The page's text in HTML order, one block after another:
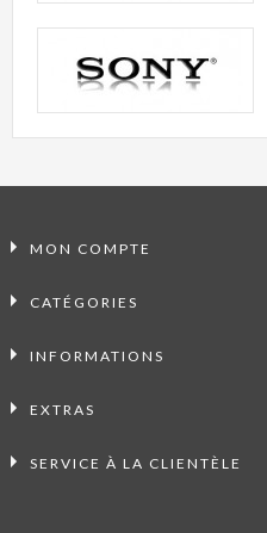
MON COMPTE
CATÉGORIES
INFORMATIONS
EXTRAS
SERVICE À LA CLIENTÈLE